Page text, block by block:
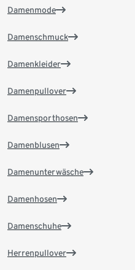
Damenmode
Damenschmuck
Damenkleider
Damenpullover
Damensporthosen
Damenblusen
Damenunterwäsche
Damenhosen
Damenschuhe
Herrenpullover